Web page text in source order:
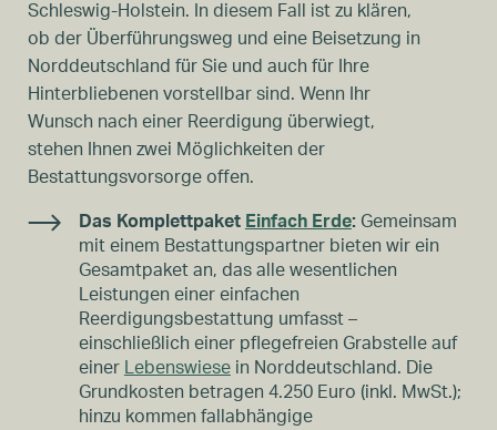
Schleswig-Holstein. In diesem Fall ist zu klären,
ob der Überführungsweg und eine Beisetzung in
Norddeutschland für Sie und auch für Ihre
Hinterbliebenen vorstellbar sind. Wenn Ihr
Wunsch nach einer Reerdigung überwiegt,
stehen Ihnen zwei Möglichkeiten der
Bestattungsvorsorge offen.
Das Komplettpaket Einfach Erde: Gemeinsam
mit einem Bestattungspartner bieten wir ein
Gesamtpaket an, das alle wesentlichen
Leistungen einer einfachen
Reerdigungsbestattung umfasst –
einschließlich einer pflegefreien Grabstelle auf
einer
Lebenswiesein Norddeutschland. Die
Grundkosten betragen 4.250 Euro (inkl. MwSt.);
hinzu kommen fallabhängige